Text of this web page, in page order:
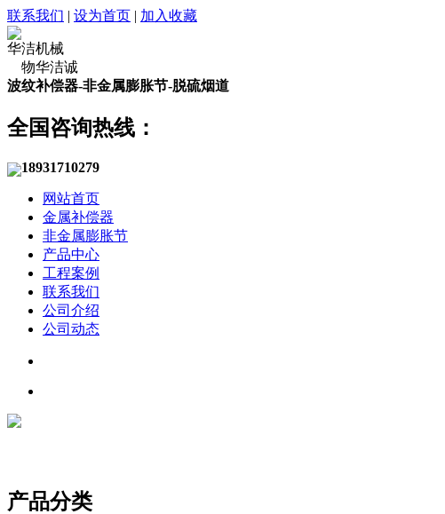
联系我们 | 设为首页 | 加入收藏
华洁机械
物华洁诚
波纹补偿器-非金属膨胀节-脱硫烟道
全国咨询热线：
18931710279
网站首页
金属补偿器
非金属膨胀节
产品中心
工程案例
联系我们
公司介绍
公司动态
产品分类